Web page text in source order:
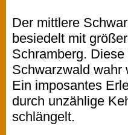
Der mittlere
besiedelt mit
Schramberg.
Schwarzwald wahr
Ein imposantes
durch unzählige
schlängelt.